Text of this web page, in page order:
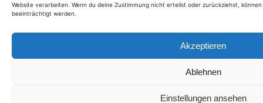
Website verarbeiten. Wenn du deine Zustimmung nicht erteilst oder zurückziehst,
beeinträchtigt werden.
Akzeptieren
Ablehnen
Einstellungen ansehen